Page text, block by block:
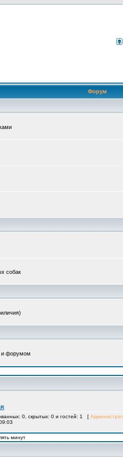
Форум
собак
и форумом
0, скрытых: 0 и гостей: 1 [
минут